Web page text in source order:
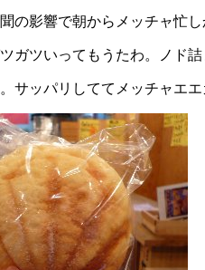
の影響で朝からメッチャ忙
ガツいってもうたわ。ノド
サッパリしててメッチャエ